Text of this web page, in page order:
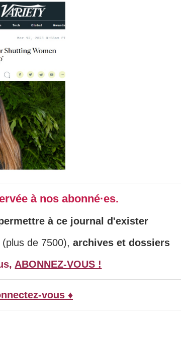
à nos abonné·es.
à ce journal d'exister
(plus de 7500), archives et dossiers
ABONNEZ-VOUS !
vous ♦